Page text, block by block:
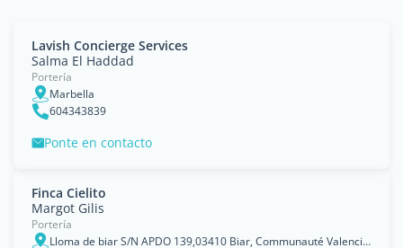
Lavish Concierge Services
Salma El Haddad
Portería
Marbella
604343839
Ponte en contacto
Finca Cielito
Margot Gilis
Portería
Lloma de biar S/N APDO 139,03410 Biar, Communauté Valencienne